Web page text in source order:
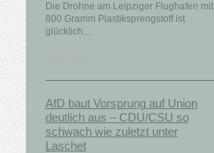
Die Drohne am Leipziger Flughafen mit
800 Gramm Plastiksprengstoff ist
glücklich...
AfD baut Vorsprung auf Union
deutlich aus – CDU/CSU so
schwach wie zuletzt unter
Laschet